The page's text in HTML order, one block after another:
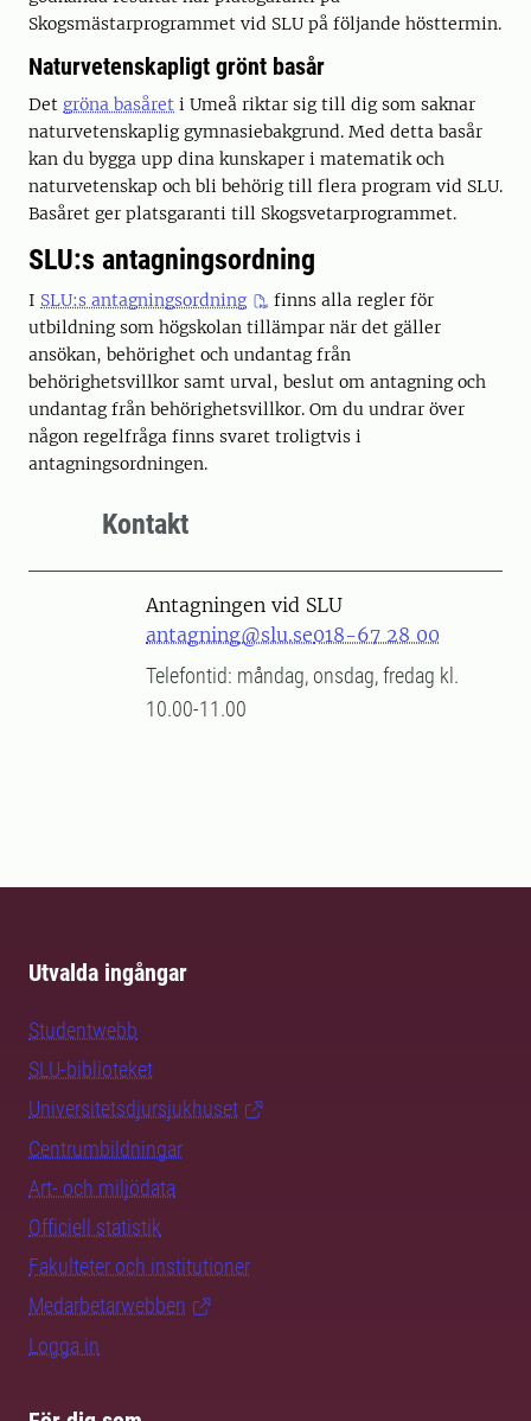
Skogsmästarprogrammet vid SLU på följande hösttermin.
Naturvetenskapligt grönt basår
Det gröna basåret i Umeå riktar sig till dig som saknar
naturvetenskaplig gymnasiebakgrund. Med detta basår
kan du bygga upp dina kunskaper i matematik och
naturvetenskap och bli behörig till flera program vid SLU.
Basåret ger platsgaranti till Skogsvetarprogrammet.
SLU:s antagningsordning
I SLU:s antagningsordning
finns alla regler för
utbildning som högskolan tillämpar när det gäller
ansökan, behörighet och undantag från
behörighetsvillkor samt urval, beslut om antagning och
undantag från behörighetsvillkor. Om du undrar över
någon regelfråga finns svaret troligtvis i
antagningsordningen.
Kontakt
Antagningen vid SLU
antagning@slu.se018-67 28 00
Telefontid: måndag, onsdag, fredag kl.
10.00-11.00
Utvalda ingångar
Studentwebb
SLU-biblioteket
Universitetsdjursjukhuset
Centrumbildningar
Art- och miljödata
Officiell statistik
Fakulteter och institutioner
Medarbetarwebben
Logga in